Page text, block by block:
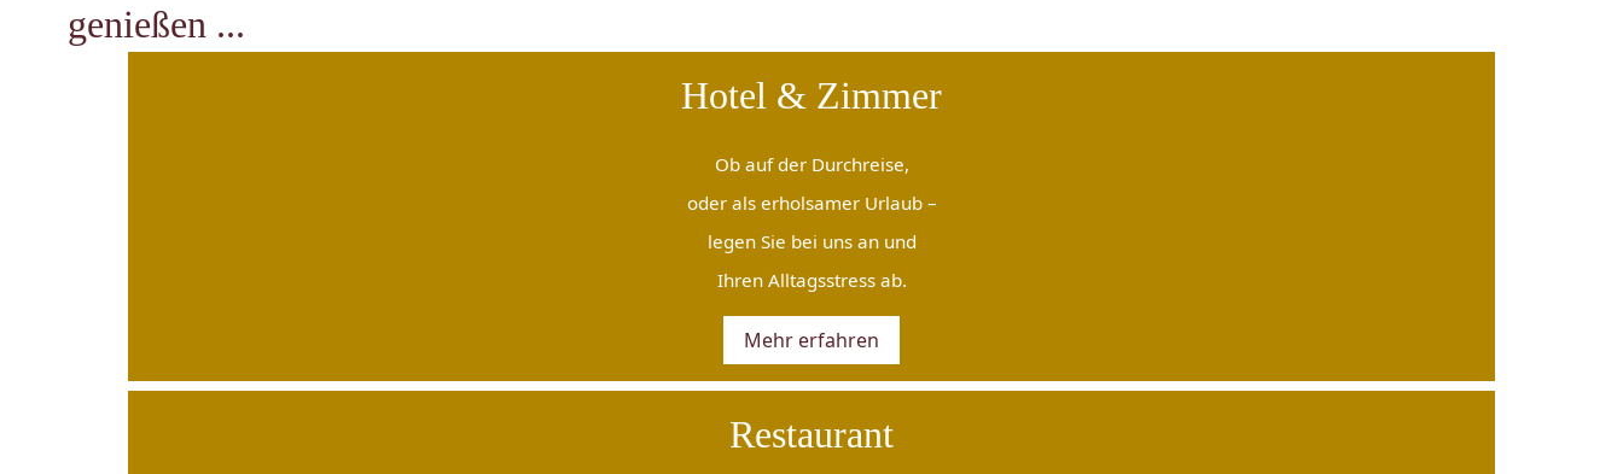
genießen ...
Hotel & Zimmer
Ob auf der Durchreise,
oder als erholsamer Urlaub –
legen Sie bei uns an und
Ihren Alltagsstress ab.
Mehr erfahren
Restaurant